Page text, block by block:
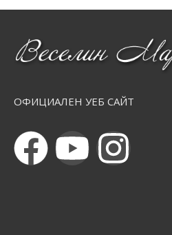
ОФИЦИАЛЕН УЕБ САЙТ